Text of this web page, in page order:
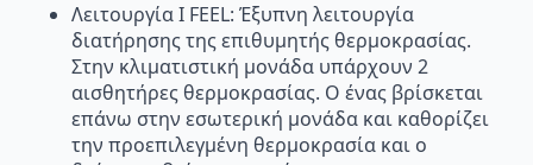
Λειτουργία I FEEL: Έξυπνη λειτουργία
διατήρησης της επιθυμητής θερμοκρασίας.
Στην κλιματιστική μονάδα υπάρχουν 2
αισθητήρες θερμοκρασίας. Ο ένας βρίσκεται
επάνω στην εσωτερική μονάδα και καθορίζει
την προεπιλεγμένη θερμοκρασία και ο